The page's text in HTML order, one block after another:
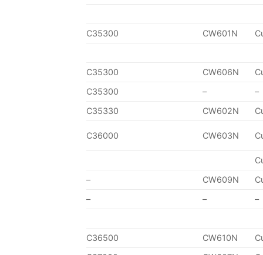
C35300
CW601N
C35300
CW606N
C35300
– –
C35330
CW602N
C36000 CW603N
–
CW609N
–
– –
C36500
CW610N